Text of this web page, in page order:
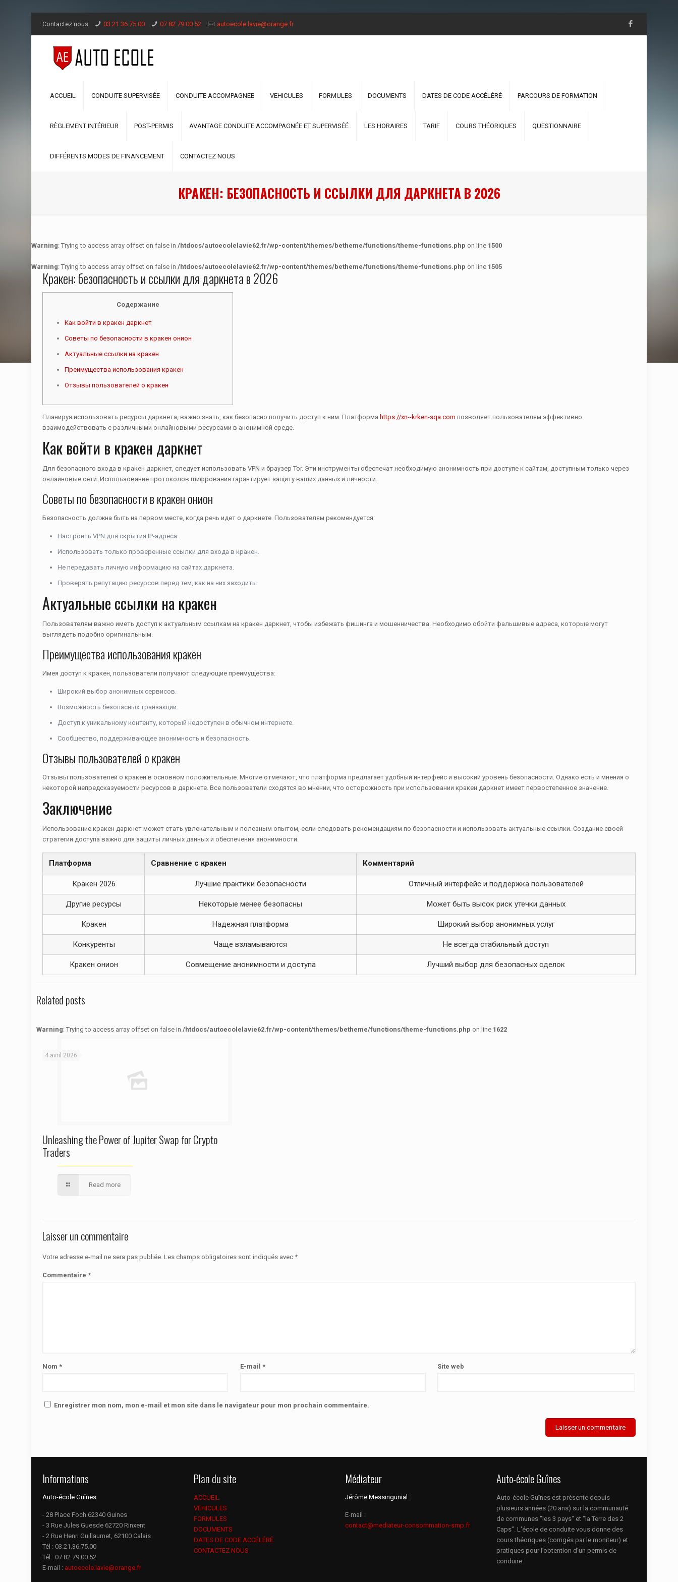
Contactez nous 03 21 36 75 00 07 82 79 00 52 autoecole.lavie@orange.fr
ACCUEIL CONDUITE SUPERVISÉE CONDUITE ACCOMPAGNEE VEHICULES FORMULES DOCUMENTS DATES DE CODE ACCÉLÉRÉ PARCOURS DE FORMATION
RÈGLEMENT INTÉRIEUR POST-PERMIS AVANTAGE CONDUITE ACCOMPAGNÉE ET SUPERVISÉÉ LES HORAIRES TARIF COURS THÉORIQUES QUESTIONNAIRE
DIFFÉRENTS MODES DE FINANCEMENT CONTACTEZ NOUS
КРАКЕН: БЕЗОПАСНОСТЬ И ССЫЛКИ ДЛЯ ДАРКНЕТА В 2026
Warning: Trying to access array offset on false in /htdocs/autoecolelavie62.fr/wp-content/themes/betheme/functions/theme-functions.php on line 1500
Warning: Trying to access array offset on false in /htdocs/autoecolelavie62.fr/wp-content/themes/betheme/functions/theme-functions.php on line 1505
Кракен: безопасность и ссылки для даркнета в 2026
Содержание
Как войти в кракен даркнет
Советы по безопасности в кракен онион
Актуальные ссылки на кракен
Преимущества использования кракен
Отзывы пользователей о кракен
Планируя использовать ресурсы даркнета, важно знать, как безопасно получить доступ к ним. Платформа https://xn--krken-sqa.com позволяет пользователям эффективно
взаимодействовать с различными онлайновыми ресурсами в анонимной среде.
Как войти в кракен даркнет
Для безопасного входа в кракен даркнет, следует использовать VPN и браузер Tor. Эти инструменты обеспечат необходимую анонимность при доступе к сайтам, доступным только через
онлайновые сети. Использование протоколов шифрования гарантирует защиту ваших данных и личности.
Советы по безопасности в кракен онион
Безопасность должна быть на первом месте, когда речь идет о даркнете. Пользователям рекомендуется:
Настроить VPN для скрытия IP-адреса.
Использовать только проверенные ссылки для входа в кракен.
Не передавать личную информацию на сайтах даркнета.
Проверять репутацию ресурсов перед тем, как на них заходить.
Актуальные ссылки на кракен
Пользователям важно иметь доступ к актуальным ссылкам на кракен даркнет, чтобы избежать фишинга и мошенничества. Необходимо обойти фальшивые адреса, которые могут
выглядеть подобно оригинальным.
Преимущества использования кракен
Имея доступ к кракен, пользователи получают следующие преимущества:
Широкий выбор анонимных сервисов.
Возможность безопасных транзакций.
Доступ к уникальному контенту, который недоступен в обычном интернете.
Сообщество, поддерживающее анонимность и безопасность.
Отзывы пользователей о кракен
Отзывы пользователей о кракен в основном положительные. Многие отмечают, что платформа предлагает удобный интерфейс и высокий уровень безопасности. Однако есть и мнения о
некоторой непредсказуемости ресурсов в даркнете. Все пользователи сходятся во мнении, что осторожность при использовании кракен даркнет имеет первостепенное значение.
Заключение
Использование кракен даркнет может стать увлекательным и полезным опытом, если следовать рекомендациям по безопасности и использовать актуальные ссылки. Создание своей
стратегии доступа важно для защиты личных данных и обеспечения анонимности.
Платформа Сравнение с кракен Комментарий
Кракен 2026 Лучшие практики безопасности Отличный интерфейс и поддержка пользователей
Другие ресурсы Некоторые менее безопасны Может быть высок риск утечки данных
Кракен Надежная платформа Широкий выбор анонимных услуг
Конкуренты Чаще взламываются Не всегда стабильный доступ
Кракен онион Совмещение анонимности и доступа Лучший выбор для безопасных сделок
Related posts
Warning: Trying to access array offset on false in /htdocs/autoecolelavie62.fr/wp-content/themes/betheme/functions/theme-functions.php on line 1622
4 avril 2026
Unleashing the Power of Jupiter Swap for Crypto
Traders
Read more
Laisser un commentaire
Votre adresse e-mail ne sera pas publiée. Les champs obligatoires sont indiqués avec *
Commentaire *
Nom * E-mail * Site web
Enregistrer mon nom, mon e-mail et mon site dans le navigateur pour mon prochain commentaire.
Informations
Auto-école Guînes
- 28 Place Foch 62340 Guines
- 3 Rue Jules Guesde 62720 Rinxent
- 2 Rue Henri Guillaumet, 62100 Calais
Tél : 03.21.36.75.00
Tél : 07.82.79.00.52
E-mail : autoecole.lavie@orange.fr
Plan du site
ACCUEIL
VEHICULES
FORMULES
DOCUMENTS
DATES DE CODE ACCÉLÉRÉ
CONTACTEZ NOUS
Médiateur
Jérôme Messingunial :
E-mail :
contact@mediateur-consommation-smp.fr
Auto-école Guînes
Auto-école Guînes est présente depuis
plusieurs années (20 ans) sur la communauté
de communes "les 3 pays" et "la Terre des 2
Caps". L'école de conduite vous donne des
cours théoriques (corrigés par le moniteur) et
pratiques pour l’obtention d’un permis de
conduire.